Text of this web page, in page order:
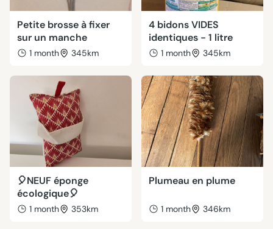
Petite brosse à fixer
sur un manche
1 month 345km
4 bidons VIDES
identiques - 1 litre
1 month 345km
🎈NEUF éponge
écologique🎈
1 month 353km
Plumeau en plume
1 month 346km